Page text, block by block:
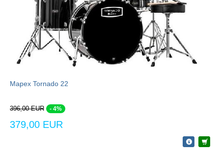
Mapex Tornado 22
396,00 EUR - 4%
379,00 EUR